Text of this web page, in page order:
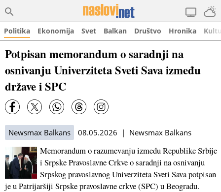
Politika Ekonomija Svet Balkan Društvo Hronika
Potpisan memorandum o saradnji na
osnivanju Univerziteta Sveti Sava između
države i SPC
Newsmax Balkans 08.05.2026 | Newsmax Balkans
Memorandum o razumevanju između Republike Srbije
i Srpske Pravoslavne Crkve o saradnji na osnivanju
Srpskog pravoslavnog Univerziteta Sveti Sava potpisan
je u Patrijaršiji Srpske pravoslavne crkve (SPC) u Beogradu.